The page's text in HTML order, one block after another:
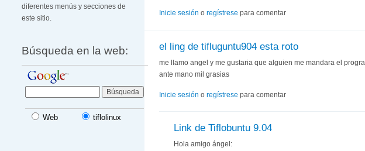
diferentes menús y secciones de
este sitio.
Búsqueda en la web:
Web tiflolinux
Inicie sesión o regístrese para comentar
el ling de tifluguntu904 esta roto
me llamo angel y me gustaria que alguien me mandara el
ante mano mil grasias
Inicie sesión o regístrese para comentar
Link de Tiflobuntu 9.04
Hola amigo ángel: